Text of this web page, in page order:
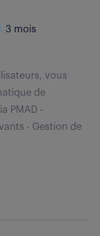
3 mois
vous
de
PMAD -
- Gestion de